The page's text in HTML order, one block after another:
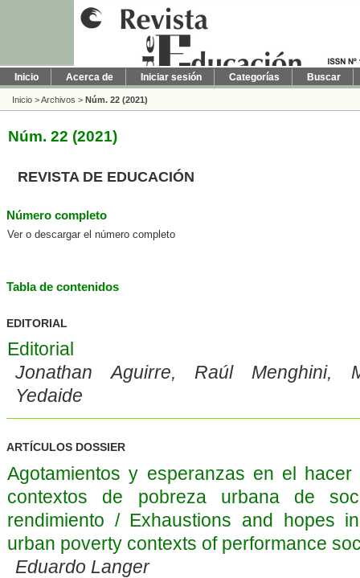
Inicio Acerca de Iniciar sesión Categorías Buscar
Inicio >Archivos > Núm. 22 (2021)
Núm. 22 (2021)
REVISTA DE EDUCACIÓN
Número completo
Ver o descargar el número completo
Tabla de contenidos
EDITORIAL
Editorial
Jonathan Aguirre, Raúl Menghini,
Yedaide
ARTÍCULOS DOSSIER
Agotamientos y esperanzas en el hacer
contextos de pobreza urbana de
rendimiento / Exhaustions and hopes
urban poverty contexts of performance
Eduardo Langer